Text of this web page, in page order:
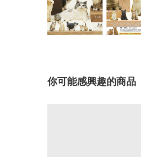
你可能感興趣的商品